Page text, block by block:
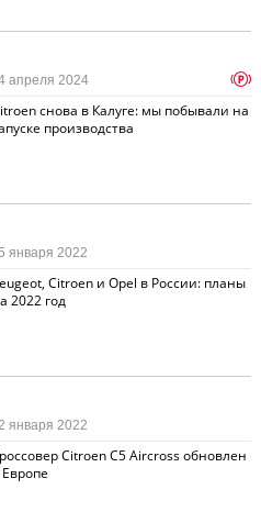
снова в Калуге: мы побывали на
производства
апреля 2024 p
Citroen и Opel в России: планы
2022 год
января 2022
Citroen C5 Aircross обновлен
Европе
января 2022